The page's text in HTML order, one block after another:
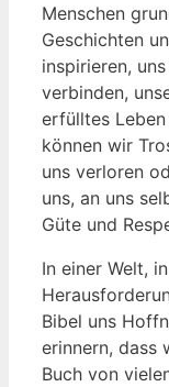
Menschen
Geschichten
inspirieren,
verbinden,
erfülltes
können wir
uns verloren
uns,⁤ an uns
Güte und
In einer Welt,
Bibel uns
erinnern, dass
Buch ⁣von